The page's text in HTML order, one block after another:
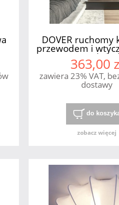
DOVER ruchomy
przewodem i
363,00
zawiera 23% VAT,
dostawy
do
zobacz więcej